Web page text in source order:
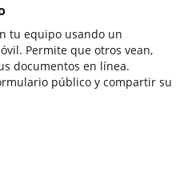
tu equipo usando un
Permite que otros vean,
documentos en línea.
público y compartir su